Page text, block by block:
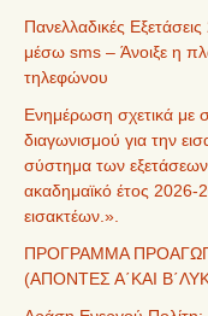
Πανελλαδικές
μέσω sms – Άνοιξε η
τηλεφώνου
Ενημέρωση σχετικά με
διαγωνισμού για την
σύστημα των
ακαδημαϊκό έτος
εισακτέων.».
ΠΡΟΓΡΑΜΜΑ
(ΑΠΟΝΤΕΣ Α΄ΚΑΙ